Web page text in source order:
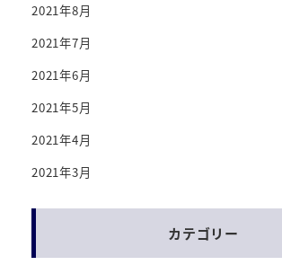
2021年8月
2021年7月
2021年6月
2021年5月
2021年4月
2021年3月
カテゴリー